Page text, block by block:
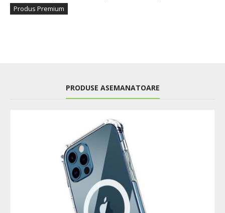
Produs Premium
PRODUSE ASEMANATOARE